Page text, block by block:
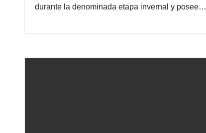
durante la denominada etapa invernal y posee…